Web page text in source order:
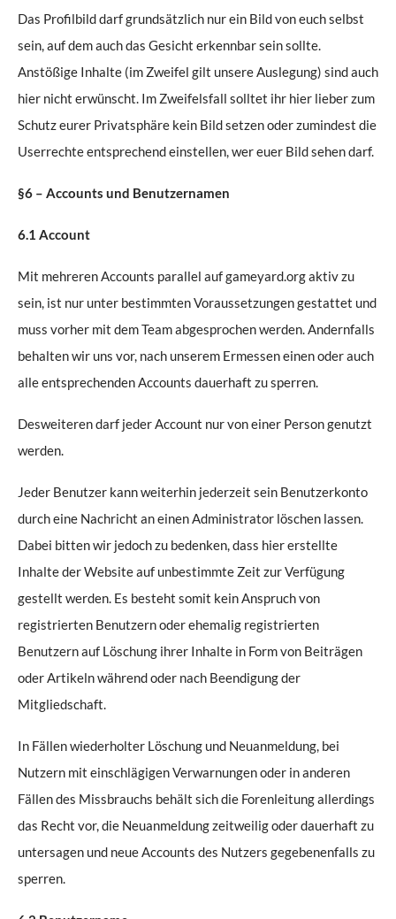
Das Profilbild darf grundsätzlich nur ein Bild von euch selbst
sein, auf dem auch das Gesicht erkennbar sein sollte.
Anstößige Inhalte (im Zweifel gilt unsere Auslegung) sind auch
hier nicht erwünscht. Im Zweifelsfall solltet ihr hier lieber zum
Schutz eurer Privatsphäre kein Bild setzen oder zumindest die
Userrechte entsprechend einstellen, wer euer Bild sehen darf.
§6 – Accounts und Benutzernamen
6.1 Account
Mit mehreren Accounts parallel auf gameyard.org aktiv zu
sein, ist nur unter bestimmten Voraussetzungen gestattet und
muss vorher mit dem Team abgesprochen werden. Andernfalls
behalten wir uns vor, nach unserem Ermessen einen oder auch
alle entsprechenden Accounts dauerhaft zu sperren.
Desweiteren darf jeder Account nur von einer Person genutzt
werden.
Jeder Benutzer kann weiterhin jederzeit sein Benutzerkonto
durch eine Nachricht an einen Administrator löschen lassen.
Dabei bitten wir jedoch zu bedenken, dass hier erstellte
Inhalte der Website auf unbestimmte Zeit zur Verfügung
gestellt werden. Es besteht somit kein Anspruch von
registrierten Benutzern oder ehemalig registrierten
Benutzern auf Löschung ihrer Inhalte in Form von Beiträgen
oder Artikeln während oder nach Beendigung der
Mitgliedschaft.
In Fällen wiederholter Löschung und Neuanmeldung, bei
Nutzern mit einschlägigen Verwarnungen oder in anderen
Fällen des Missbrauchs behält sich die Forenleitung allerdings
das Recht vor, die Neuanmeldung zeitweilig oder dauerhaft zu
untersagen und neue Accounts des Nutzers gegebenenfalls zu
sperren.